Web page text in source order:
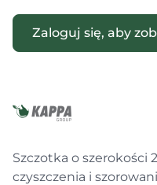
Zaloguj się, aby
Szczotka o szerokości
czyszczenia i